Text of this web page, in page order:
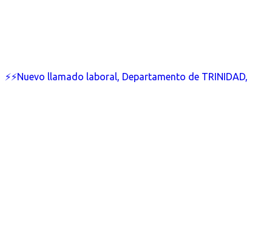
⚡⚡Nuevo llamado laboral, Departamento de TRINIDAD,